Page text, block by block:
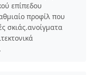
επίπεδου
προφίλ που
σκιάς.ανοίγματα